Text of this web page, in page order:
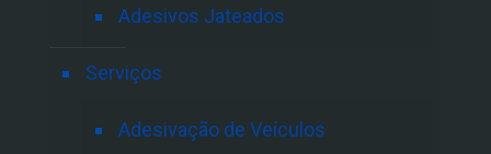
Adesivos Jateados
Serviços
Adesivação de Veículos